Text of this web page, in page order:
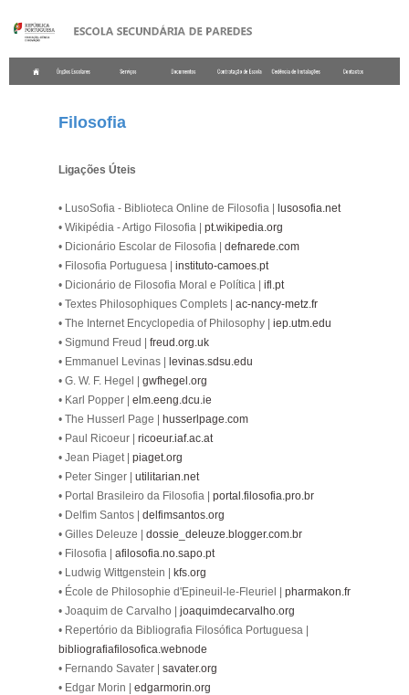
Filosofia
Ligações Úteis
• LusoSofia - Biblioteca Online de Filosofia | lusosofia.net
• Wikipédia - Artigo Filosofia | pt.wikipedia.org
• Dicionário Escolar de Filosofia | defnarede.com
• Filosofia Portuguesa | instituto-camoes.pt
• Dicionário de Filosofia Moral e Política | ifl.pt
• Textes Philosophiques Complets | ac-nancy-metz.fr
• The Internet Encyclopedia of Philosophy | iep.utm.edu
• Sigmund Freud | freud.org.uk
• Emmanuel Levinas | levinas.sdsu.edu
• G. W. F. Hegel | gwfhegel.org
• Karl Popper | elm.eeng.dcu.ie
• The Husserl Page | husserlpage.com
• Paul Ricoeur | ricoeur.iaf.ac.at
• Jean Piaget | piaget.org
• Peter Singer | utilitarian.net
• Portal Brasileiro da Filosofia | portal.filosofia.pro.br
• Delfim Santos | delfimsantos.org
• Gilles Deleuze | dossie_deleuze.blogger.com.br
• Filosofia | afilosofia.no.sapo.pt
• Ludwig Wittgenstein | kfs.org
• École de Philosophie d'Epineuil-le-Fleuriel | pharmakon.fr
• Joaquim de Carvalho | joaquimdecarvalho.org
• Repertório da Bibliografia Filosófica Portuguesa |
bibliografiafilosofica.webnode
• Fernando Savater | savater.org
• Edgar Morin | edgarmorin.org